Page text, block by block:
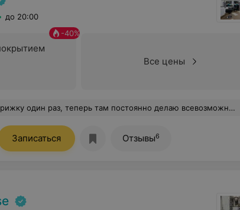
до 20:00
-40%
Все цены
там постоянно делаю всевозможные услуги, которые там есть, отличный салон, трепетные мастера, рекомендую)
Записаться Отзывы6